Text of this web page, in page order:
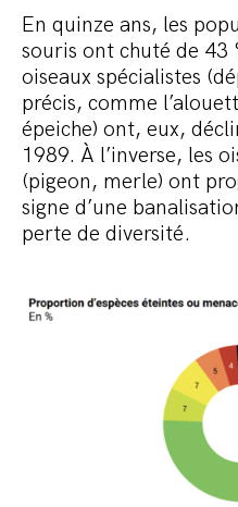
En quinze ans, les
souris ont chuté de 43
oiseaux spécialistes
précis, comme
épeiche) ont, eux,
1989. À l’inverse, les
(pigeon, merle) ont
signe d’une
perte de diversité.